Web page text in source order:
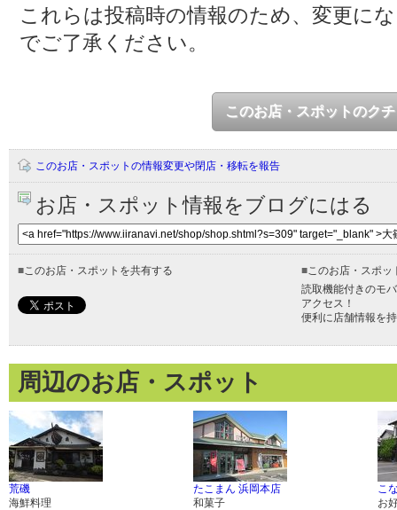
これらは投稿時の情報のため、変更に
でご了承ください。
このお店・スポットのク
このお店・スポットの情報変更や閉店・移転を報告
お店・スポット情報をブログにはる
■このお店・スポットを共有する ■このお店・スポッ
読取機能付きのモ
アクセス！
便利に店舗情報を
周辺のお店・スポット
荒磯
海鮮料理
たこまん 浜岡本店
和菓子
こ
お